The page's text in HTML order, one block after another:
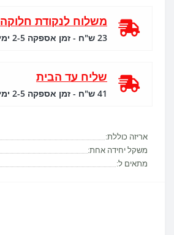
אריזה כוללת:
משקל יחידה אחת:
מתאים ל:
משלוח לנקודת חלוקה
23 ש"ח - זמן אספקה 2-5 ימי עסקים
שליח עד הבית
41 ש"ח - זמן אספקה 2-5 ימי עסקים